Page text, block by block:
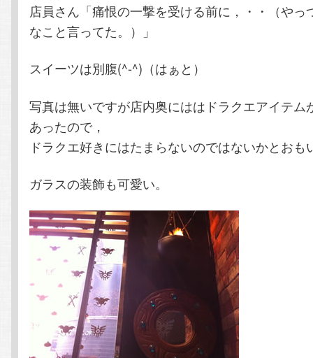
店員さん「痛恨の一撃を受ける前に，・・（やっ
なこと言ってた。）」
スイーツは別腹(^-^)（はぁと）
写真は無いですが店内奥にははドラクエアイテム
あったので，
ドラクエ好きにはたまらないのではないかとおも
ガラスの装飾も可愛い。